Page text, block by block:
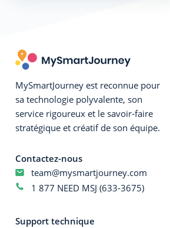
MySmartJourney est reconnue pour
sa technologie polyvalente, son
service rigoureux et le savoir-faire
stratégique et créatif de son équipe.
Contactez-nous
team@mysmartjourney.com
1 877 NEED MSJ (633-3675)
Support technique